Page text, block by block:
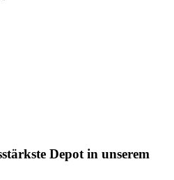
Depot in unserem